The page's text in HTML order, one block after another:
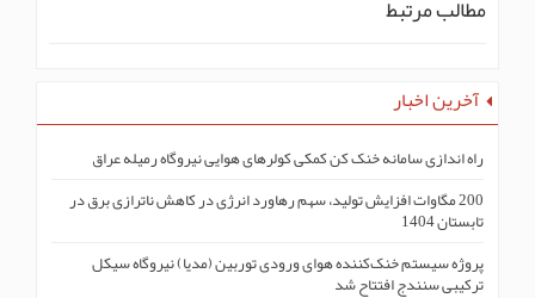
مطالب مرتبط
آخرین اخبار
راه اندازی سامانه خنک کن کمکی کولرهای هوایی نیروگاه رمیله عراق
200 مگاوات افزایش تولید، سهم رهاورد انرژی در کاهش ناترازی برق در
تابستان 1404
پروژه سیستم خنک‌کنندە هوای ورودی توربین (مدیا) نیروگاه سیکل
ترکیبی سنندج افتتاح شد